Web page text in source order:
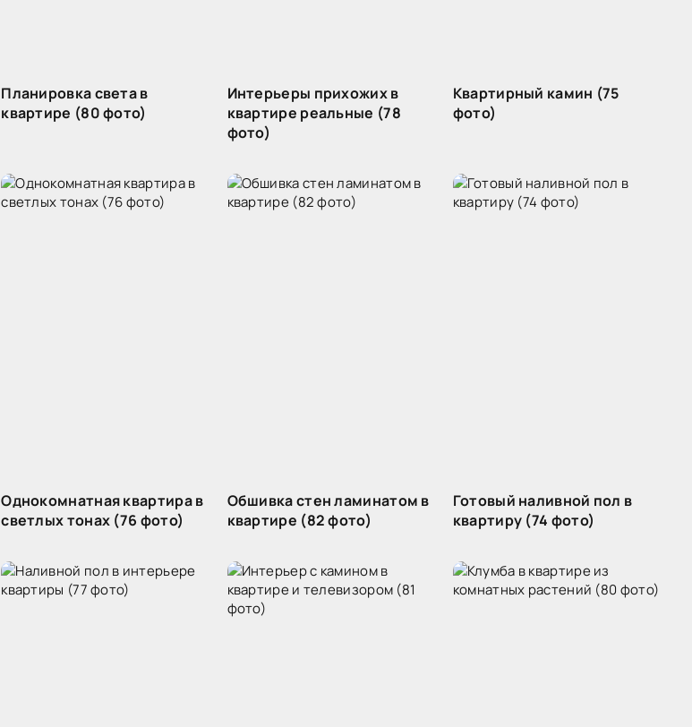
Планировка света в
квартире (80 фото)
Интерьеры прихожих в
квартире реальные (78
фото)
Квартирный камин (75
фото)
Однокомнатная квартира в
светлых тонах (76 фото)
Обшивка стен ламинатом в
квартире (82 фото)
Готовый наливной пол в
квартиру (74 фото)